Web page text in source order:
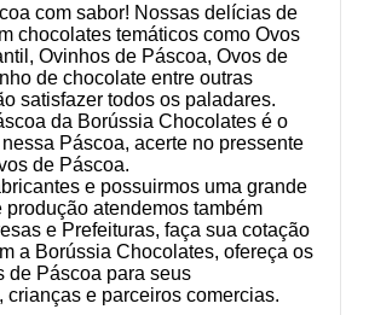
com sabor! Nossas delícias de
chocolates temáticos como Ovos
Ovinhos de Páscoa, Ovos de
de chocolate entre outras
satisfazer todos os paladares.
da Borússia Chocolates é o
Páscoa, acerte no pressente
de Páscoa.
e possuirmos uma grande
produção atendemos também
e Prefeituras, faça sua cotação
a Borússia Chocolates, ofereça os
de Páscoa para seus
crianças e parceiros comercias.